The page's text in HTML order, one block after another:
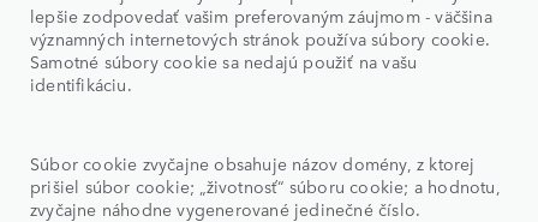
lepšie zodpovedať vašim preferovaným záujmom - väčšina
významných internetových stránok používa súbory cookie.
Samotné súbory cookie sa nedajú použiť na vašu
identifikáciu.
Súbor cookie zvyčajne obsahuje názov domény, z ktorej
prišiel súbor cookie; „životnosť“ súboru cookie; a hodnotu,
zvyčajne náhodne vygenerované jedinečné číslo.